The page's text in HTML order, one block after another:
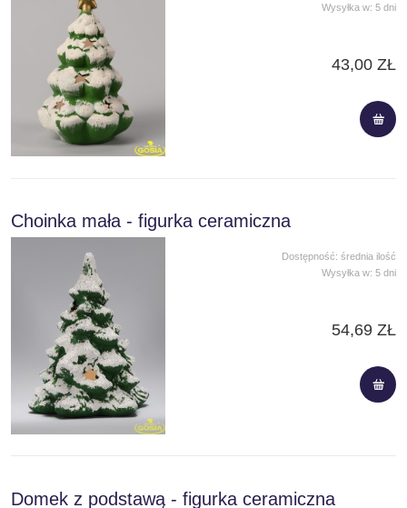
Wysyłka w: 5 dni
43,00 ZŁ
Choinka mała - figurka ceramiczna
Dostępność: średnia ilość
Wysyłka w: 5 dni
54,69 ZŁ
Domek z podstawą - figurka ceramiczna